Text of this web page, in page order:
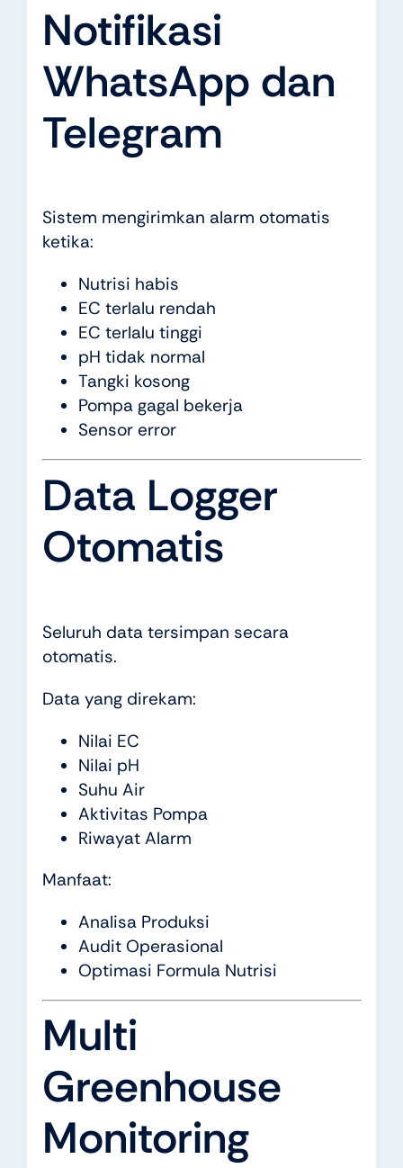
Notifikasi
WhatsApp dan
Telegram
Sistem mengirimkan alarm otomatis
ketika:
Nutrisi habis
EC terlalu rendah
EC terlalu tinggi
pH tidak normal
Tangki kosong
Pompa gagal bekerja
Sensor error
Data Logger
Otomatis
Seluruh data tersimpan secara
otomatis.
Data yang direkam:
Nilai EC
Nilai pH
Suhu Air
Aktivitas Pompa
Riwayat Alarm
Manfaat:
Analisa Produksi
Audit Operasional
Optimasi Formula Nutrisi
Multi
Greenhouse
Monitoring